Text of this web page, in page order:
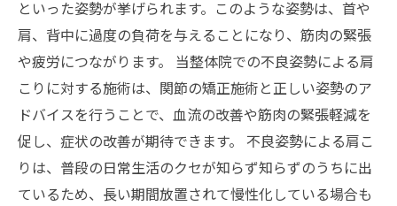
といった姿勢が挙げられます。このような姿勢は、首や
肩、背中に過度の負荷を与えることになり、筋肉の緊張
や疲労につながります。 当整体院での不良姿勢による肩
こりに対する施術は、関節の矯正施術と正しい姿勢のア
ドバイスを行うことで、血流の改善や筋肉の緊張軽減を
促し、症状の改善が期待できます。 不良姿勢による肩こ
りは、普段の日常生活のクセが知らず知らずのうちに出
ているため、長い期間放置されて慢性化している場合も